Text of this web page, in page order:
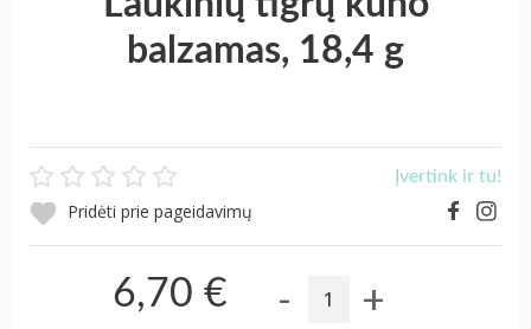
balzamas, 18,4 g
Įvertink ir tu!
Pridėti prie pageidavimų
6,70 € - +